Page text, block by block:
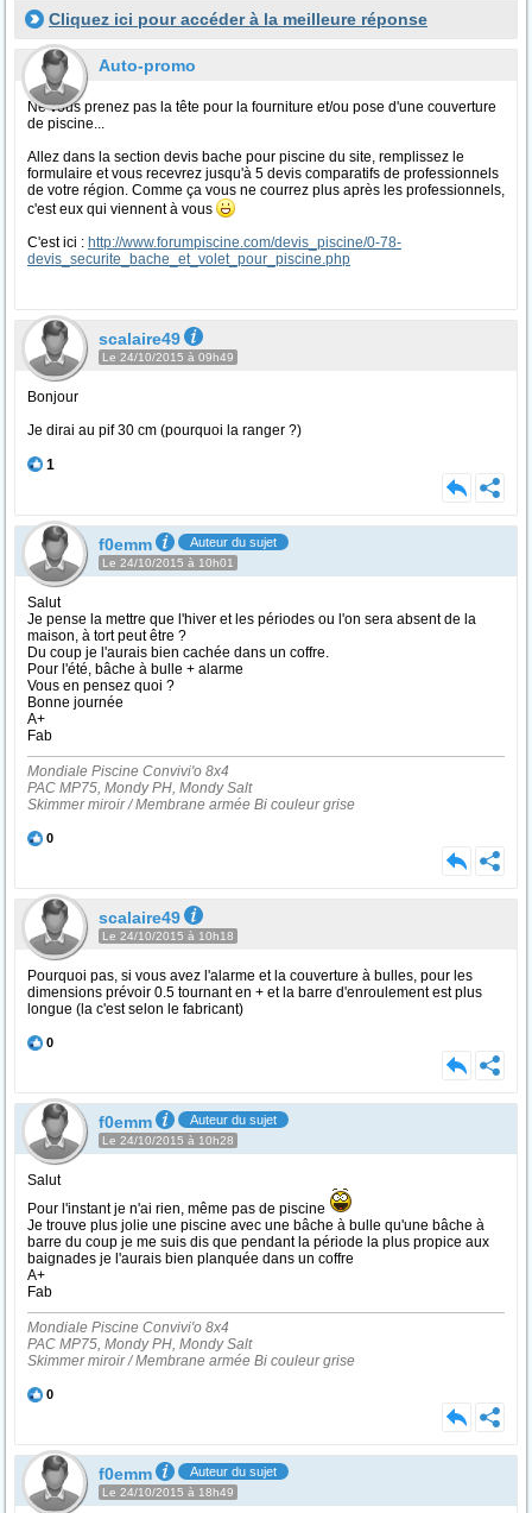
Cliquez ici pour accéder à la meilleure réponse
Auto-promo
Ne vous prenez pas la tête pour la fourniture et/ou pose d'une couverture
de piscine...
Allez dans la section devis bache pour piscine du site, remplissez le
formulaire et vous recevrez jusqu'à 5 devis comparatifs de professionnels
de votre région. Comme ça vous ne courrez plus après les professionnels,
c'est eux qui viennent à vous
C'est ici : http://www.forumpiscine.com/devis_piscine/0-78-
devis_securite_bache_et_volet_pour_piscine.php
scalaire49
Le 24/10/2015 à 09h49
Bonjour
Je dirai au pif 30 cm (pourquoi la ranger ?)
1
f0emm Auteur du sujet
Le 24/10/2015 à 10h01
Salut
Je pense la mettre que l'hiver et les périodes ou l'on sera absent de la
maison, à tort peut être ?
Du coup je l'aurais bien cachée dans un coffre.
Pour l'été, bâche à bulle + alarme
Vous en pensez quoi ?
Bonne journée
A+
Fab
Mondiale Piscine Convivi'o 8x4
PAC MP75, Mondy PH, Mondy Salt
Skimmer miroir / Membrane armée Bi couleur grise
0
scalaire49
Le 24/10/2015 à 10h18
Pourquoi pas, si vous avez l'alarme et la couverture à bulles, pour les
dimensions prévoir 0.5 tournant en + et la barre d'enroulement est plus
longue (la c'est selon le fabricant)
0
f0emm Auteur du sujet
Le 24/10/2015 à 10h28
Salut
Pour l'instant je n'ai rien, même pas de piscine
Je trouve plus jolie une piscine avec une bâche à bulle qu'une bâche à
barre du coup je me suis dis que pendant la période la plus propice aux
baignades je l'aurais bien planquée dans un coffre
A+
Fab
Mondiale Piscine Convivi'o 8x4
PAC MP75, Mondy PH, Mondy Salt
Skimmer miroir / Membrane armée Bi couleur grise
0
f0emm Auteur du sujet
Le 24/10/2015 à 18h49